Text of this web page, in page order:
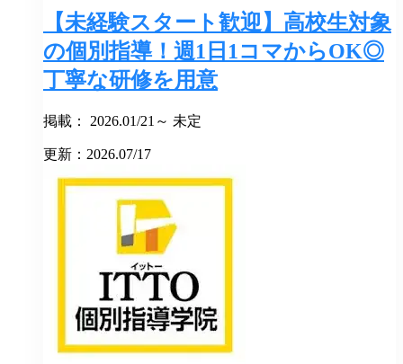
【未経験スタート歓迎】高校生対象
の個別指導！週1日1コマからOK◎
丁寧な研修を用意
掲載： 2026.01/21～ 未定
更新：2026.07/17